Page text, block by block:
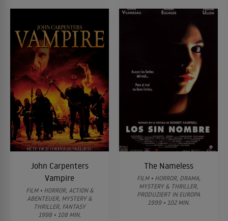
John Carpenters
Vampire
FILM • HORROR, ACTION &
ABENTEUER, MYSTERY &
THRILLER, FANTASY
1998 • 108 MIN.
The Nameless
FILM • HORROR, DRAMA,
MYSTERY & THRILLER,
PRODUZIERT IN EUROPA
1999 • 102 MIN.